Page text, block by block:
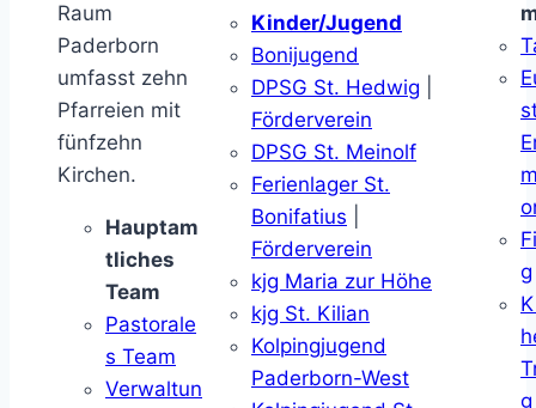
Raum
Paderborn
umfasst zehn
Pfarreien mit
fünfzehn
Kirchen.
Hauptam
tliches
Team
Pastorale
s Team
Verwaltun
Kinder/Jugend
Bonijugend
DPSG St. Hedwig
Förderverein
DPSG St. Meinolf
Ferienlager St.
Bonifatius
Förderverein
kjg Maria zur Höhe
kjg St. Kilian
Kolpingjugend
Paderborn-West
g
g